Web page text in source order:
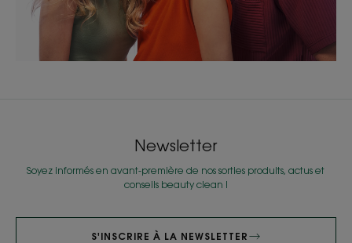
Newsletter
Soyez informés en avant-première de nos sorties produits, actus et
conseils beauty clean !
S'INSCRIRE À LA NEWSLETTER